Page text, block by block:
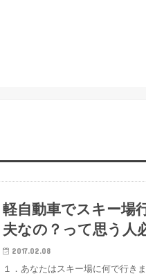
軽自動車でスキー場
夫なの？って思う人
2017.02.08
１．あなたはスキー場に何で行き